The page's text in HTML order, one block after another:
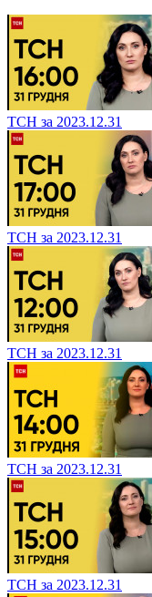
ТСН за 2023.12.31
ТСН за 2023.12.31
ТСН за 2023.12.31
ТСН за 2023.12.31
ТСН за 2023.12.31